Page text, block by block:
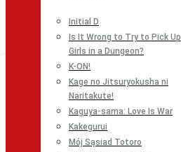
Initial D
Is It Wrong to Try to Pick Up
Girls in a Dungeon?
K-ON!
Kage no Jitsuryokusha ni
Naritakute!
Kaguya-sama: Love Is War
Kakegurui
Mój Sąsiad Totoro